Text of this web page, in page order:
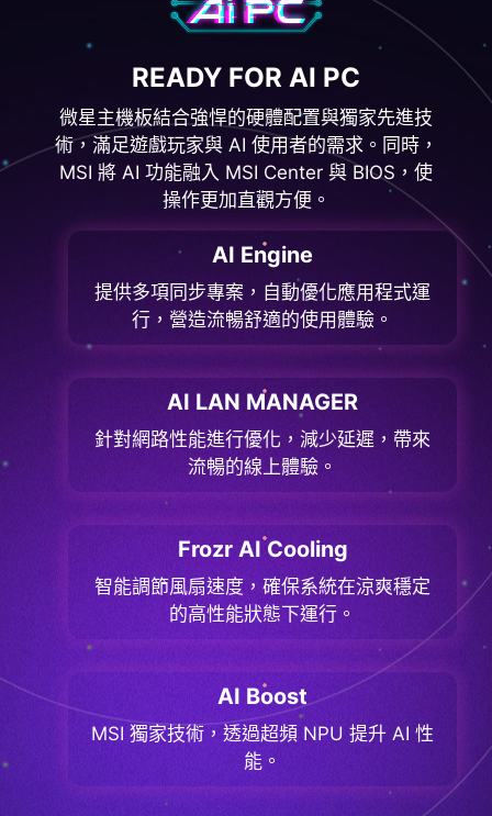
READY FOR AI PC
微星主機板結合強悍的硬體配置與獨家先進技
術，滿足遊戲玩家與 AI 使用者的需求。同時，
MSI 將 AI 功能融入 MSI Center 與 BIOS，使
操作更加直觀方便。
AI Engine
提供多項同步專案，自動優化應用程式運
行，營造流暢舒適的使用體驗。
AI LAN MANAGER
針對網路性能進行優化，減少延遲，帶來
流暢的線上體驗。
Frozr AI Cooling
智能調節風扇速度，確保系統在涼爽穩定
的高性能狀態下運行。
AI Boost
MSI 獨家技術，透過超頻 NPU 提升 AI 性
能。